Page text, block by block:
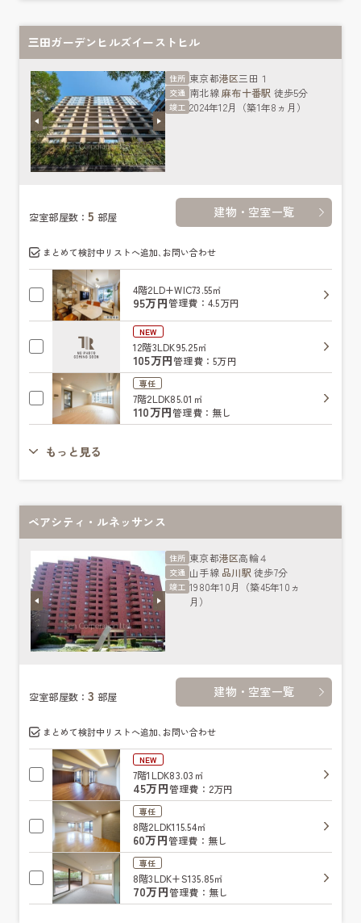
三田ガーデンヒルズイーストヒル
住所 東京都港区三田１
交通 南北線麻布十番駅 徒歩5分
竣工 2024年12月（築1年8ヵ月）
空室部屋数：5 部屋 建物・空室一覧
まとめて検討中リストへ追加､お問い合わせ
4階2LD+WIC73.55㎡
95万円管理費：4.5万円
NEW
12階3LDK95.25㎡
105万円管理費：5万円
専任
7階2LDK85.01㎡
110万円管理費：無し
もっと見る
ペアシティ・ルネッサンス
住所 東京都港区高輪４
交通 山手線 品川駅 徒歩7分
竣工 1980年10月（築45年10ヵ
月）
空室部屋数：3 部屋 建物・空室一覧
まとめて検討中リストへ追加､お問い合わせ
NEW
7階1LDK83.03㎡
45万円管理費：2万円
専任
8階2LDK115.54㎡
60万円管理費：無し
専任
8階3LDK+S135.85㎡
70万円管理費：無し